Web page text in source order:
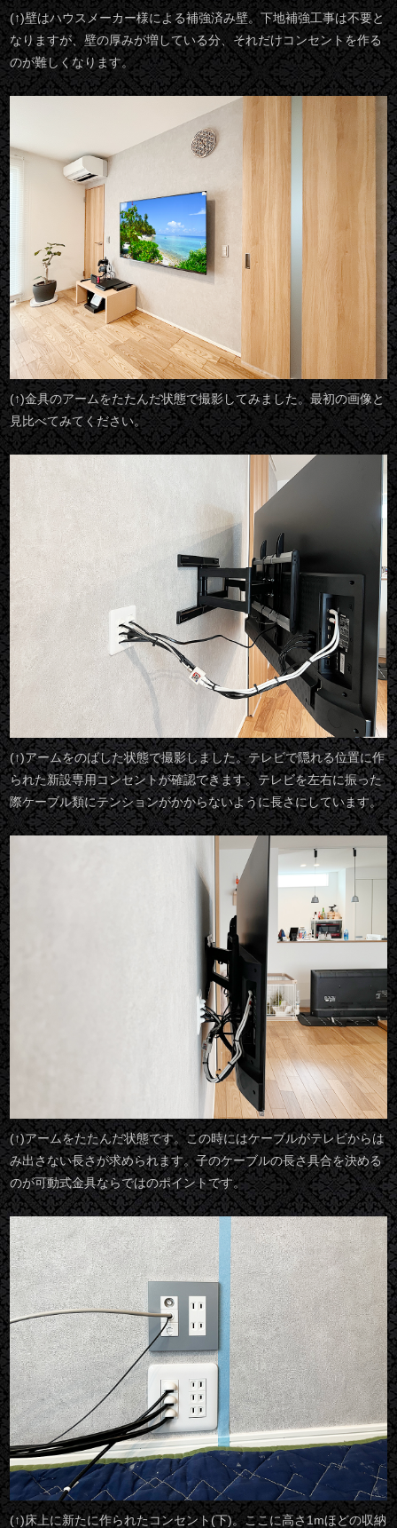
(↑)壁はハウスメーカー様による補強済み壁。下地補強工事は不要と
なりますが、壁の厚みが増している分、それだけコンセントを作る
のが難しくなります。
(↑)金具のアームをたたんだ状態で撮影してみました。最初の画像と
見比べてみてください。
(↑)アームをのばした状態で撮影しました。テレビで隠れる位置に作
られた新設専用コンセントが確認できます。テレビを左右に振った
際ケーブル類にテンションがかからないように長さにしています。
(↑)アームをたたんだ状態です。この時にはケーブルがテレビからは
み出さない長さが求められます。子のケーブルの長さ具合を決める
のが可動式金具ならではのポイントです。
(↑)床上に新たに作られたコンセント(下)。ここに高さ1mほどの収納